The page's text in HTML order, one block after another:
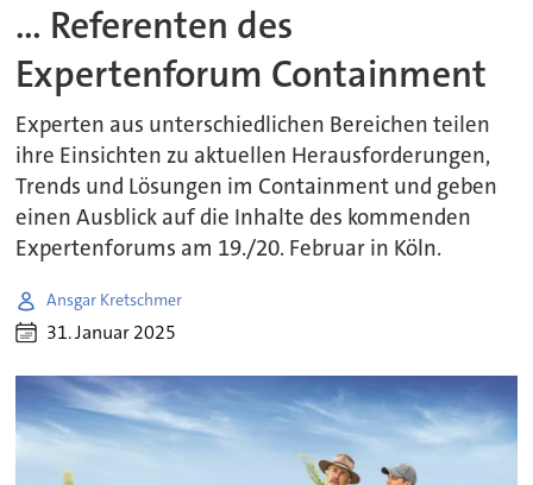
... Referenten des
Expertenforum Containment
Experten aus unterschiedlichen Bereichen teilen
ihre Einsichten zu aktuellen Herausforderungen,
Trends und Lösungen im Containment und geben
einen Ausblick auf die Inhalte des kommenden
Expertenforums am 19./20. Februar in Köln.
Ansgar Kretschmer
31. Januar 2025